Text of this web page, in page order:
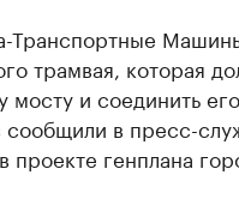
Транспортные
трамвая, которая
мосту и соединить
в пресс-
генплана